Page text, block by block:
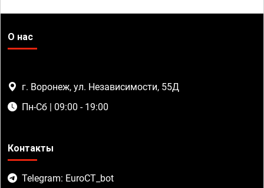
О нас
г. Воронеж, ул. Независимости, 55Д
Пн-Сб | 09:00 - 19:00
Контакты
Telegram: EuroCT_bot